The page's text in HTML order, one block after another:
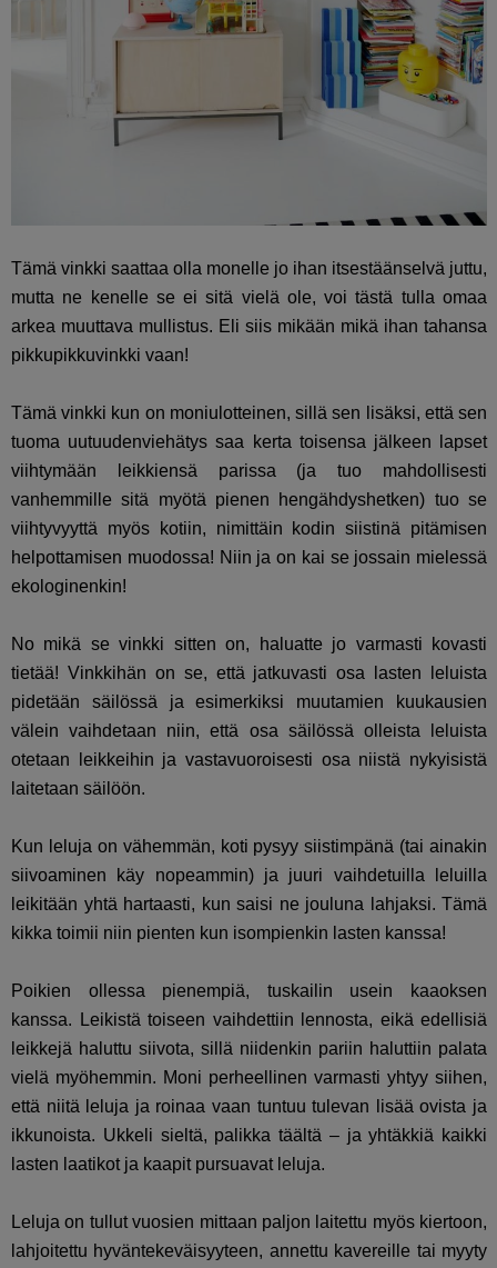
Tämä vinkki saattaa olla monelle jo ihan itsestäänselvä juttu,
mutta ne kenelle se ei sitä vielä ole, voi tästä tulla omaa
arkea muuttava mullistus. Eli siis mikään mikä ihan tahansa
pikkupikkuvinkki vaan!
Tämä vinkki kun on moniulotteinen, sillä sen lisäksi, että sen
tuoma uutuudenviehätys saa kerta toisensa jälkeen lapset
viihtymään leikkiensä parissa (ja tuo mahdollisesti
vanhemmille sitä myötä pienen hengähdyshetken) tuo se
viihtyvyyttä myös kotiin, nimittäin kodin siistinä pitämisen
helpottamisen muodossa! Niin ja on kai se jossain mielessä
ekologinenkin!
No mikä se vinkki sitten on, haluatte jo varmasti kovasti
tietää! Vinkkihän on se, että jatkuvasti osa lasten leluista
pidetään säilössä ja esimerkiksi muutamien kuukausien
välein vaihdetaan niin, että osa säilössä olleista leluista
otetaan leikkeihin ja vastavuoroisesti osa niistä nykyisistä
laitetaan säilöön.
Kun leluja on vähemmän, koti pysyy siistimpänä (tai ainakin
siivoaminen käy nopeammin) ja juuri vaihdetuilla leluilla
leikitään yhtä hartaasti, kun saisi ne jouluna lahjaksi. Tämä
kikka toimii niin pienten kun isompienkin lasten kanssa!
Poikien ollessa pienempiä, tuskailin usein kaaoksen
kanssa. Leikistä toiseen vaihdettiin lennosta, eikä edellisiä
leikkejä haluttu siivota, sillä niidenkin pariin haluttiin palata
vielä myöhemmin. Moni perheellinen varmasti yhtyy siihen,
että niitä leluja ja roinaa vaan tuntuu tulevan lisää ovista ja
ikkunoista. Ukkeli sieltä, palikka täältä – ja yhtäkkiä kaikki
lasten laatikot ja kaapit pursuavat leluja.
Leluja on tullut vuosien mittaan paljon laitettu myös kiertoon,
lahjoitettu hyväntekeväisyyteen, annettu kavereille tai myyty